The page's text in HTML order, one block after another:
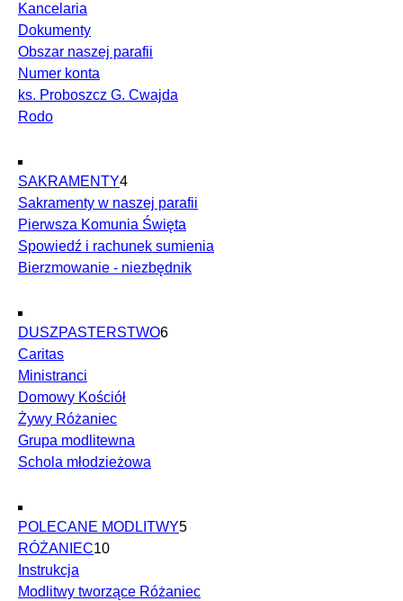
Kancelaria
Dokumenty
Obszar naszej parafii
Numer konta
ks. Proboszcz G. Cwajda
Rodo
SAKRAMENTY4
Sakramenty w naszej parafii
Pierwsza Komunia Święta
Spowiedź i rachunek sumienia
Bierzmowanie - niezbędnik
DUSZPASTERSTWO6
Caritas
Ministranci
Domowy Kościół
Żywy Różaniec
Grupa modlitewna
Schola młodzieżowa
POLECANE MODLITWY5
RÓŻANIEC10
Instrukcja
Modlitwy tworzące Różaniec